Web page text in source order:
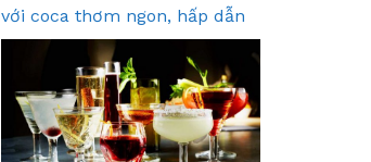
với coca thơm ngon, hấp dẫn